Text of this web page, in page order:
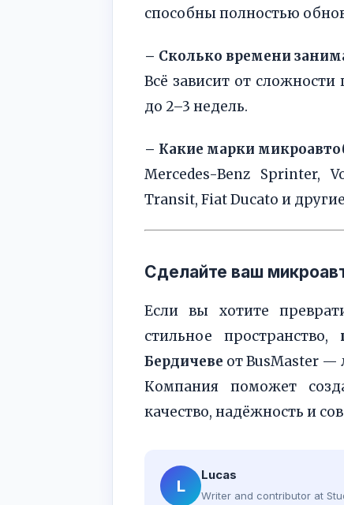
способны полностью
– Сколько времени
Всё зависит от
до 2–3 недель.
– Какие марки
Mercedes-Benz Sprinter,
Transit, Fiat Ducato и
Сделайте ваш
Если вы хотите
стильное пространство,
Бердичеве от BusMaster —
Компания поможет
качество, надёжность и
L
Lucas
Writer and contributor at